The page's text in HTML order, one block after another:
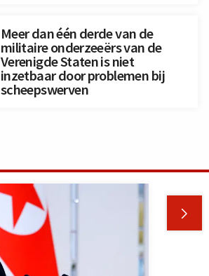
Meer dan één derde van de
militaire onderzeeërs van de
Verenigde Staten is niet
inzetbaar door problemen bij
scheepswerven
